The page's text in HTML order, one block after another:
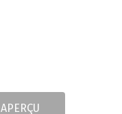
APERÇU